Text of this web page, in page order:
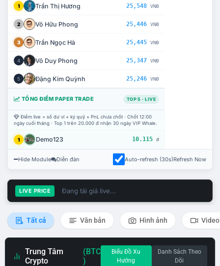
1 Trần Thị Hương 25,548 VNĐ
2 Võ Hữu Phong 25,446 VNĐ
3 Trần Ngọc Hà 25,445 VNĐ
4 Võ Duy Phong 25,347 VNĐ
5 Đặng Kim Quỳnh 25,246 VNĐ
TỔNG ĐIỂM PAPER TRADE TOP 5 · LIVE
Điểm live = số dư ví + ký quỹ + PnL chưa chốt · Chốt 12:00
ngày cuối tháng · Top 1 trên 20.000 đ nhận 30 ngày VIP Whale.
1 Demo123 10.115 đ
Hide Module Diễn đàn Auto-refresh (30s)Refresh Now
LIVE PRICE Đang tải giá live...
Tất cả Văn bản Hình ảnh Video
Trung Tâm
Crypto
(BTC
)
Biểu Đồ Xu
Hướng
Danh Sách Theo
Dõi